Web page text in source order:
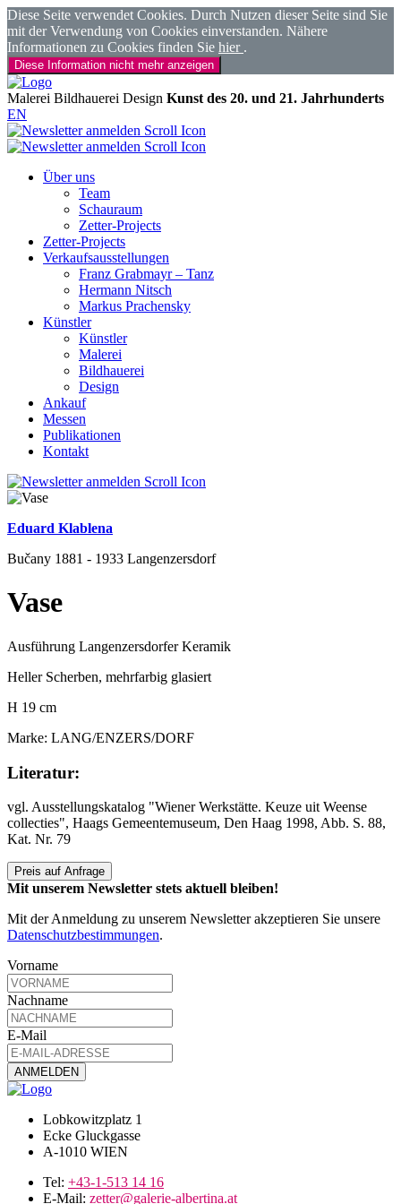
Diese Seite verwendet Cookies. Durch Nutzen dieser Seite sind Sie
mit der Verwendung von Cookies einverstanden. Nähere
Informationen zu Cookies finden Sie hier .
Diese Information nicht mehr anzeigen
Malerei Bildhauerei Design Kunst des 20. und 21. Jahrhunderts
EN
Über uns
Team
Schauraum
Zetter-Projects
Zetter-Projects
Verkaufsausstellungen
Franz Grabmayr – Tanz
Hermann Nitsch
Markus Prachensky
Künstler
Künstler
Malerei
Bildhauerei
Design
Ankauf
Messen
Publikationen
Kontakt
Eduard Klablena
Bučany 1881 - 1933 Langenzersdorf
Vase
Ausführung Langenzersdorfer Keramik
Heller Scherben, mehrfarbig glasiert
H 19 cm
Marke: LANG/ENZERS/DORF
Literatur:
vgl. Ausstellungskatalog "Wiener Werkstätte. Keuze uit Weense
collecties", Haags Gemeentemuseum, Den Haag 1998, Abb. S. 88,
Kat. Nr. 79
Preis auf Anfrage
Mit unserem Newsletter stets aktuell bleiben!
Mit der Anmeldung zu unserem Newsletter akzeptieren Sie unsere
Datenschutzbestimmungen.
Vorname
Nachname
E-Mail
Lobkowitzplatz 1
Ecke Gluckgasse
A-1010 WIEN
Tel: +43-1-513 14 16
E-Mail: zetter@galerie-albertina.at